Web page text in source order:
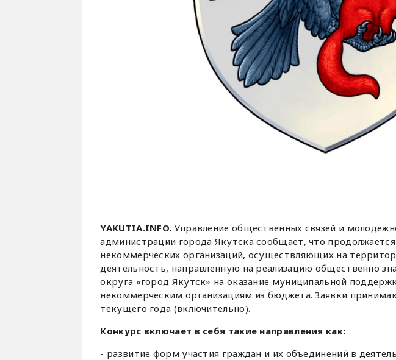
YAKUTIA.INFO. Управление общественных связей и
администрации города Якутска сообщает, что
некоммерческих организаций, осуществляющих на
деятельность, направленную на реализацию общественно
округа «город Якутск» на оказание муниципальной
некоммерческим организациям из бюджета. Заявки
текущего года (включительно).
Конкурс включает в себя такие направления как:
- развитие форм участия граждан и их объединений в